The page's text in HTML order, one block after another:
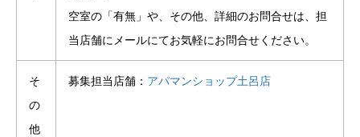
空室の「有無」や、その他、詳細のお問合せは、担
当店舗にメールにてお気軽にお問合せください。
そ
の
他
募集担当店舗： アパマンショップ土呂店